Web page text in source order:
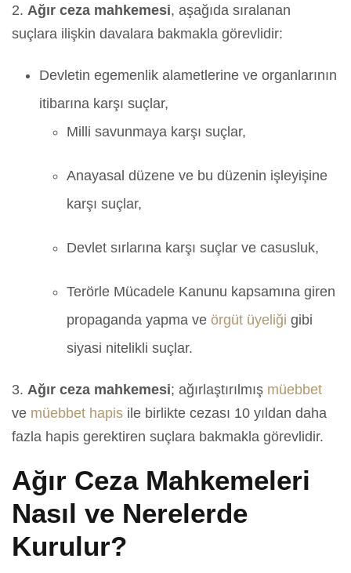
2. Ağır ceza mahkemesi, aşağıda sıralanan
suçlara ilişkin davalara bakmakla görevlidir:
Devletin egemenlik alametlerine ve organlarının
itibarına karşı suçlar,
Milli savunmaya karşı suçlar,
Anayasal düzene ve bu düzenin işleyişine
karşı suçlar,
Devlet sırlarına karşı suçlar ve casusluk,
Terörle Mücadele Kanunu kapsamına giren
propaganda yapma ve örgüt üyeliği gibi
siyasi nitelikli suçlar.
3. Ağır ceza mahkemesi; ağırlaştırılmış müebbet
ve müebbet hapis ile birlikte cezası 10 yıldan daha
fazla hapis gerektiren suçlara bakmakla görevlidir.
Ağır Ceza Mahkemeleri
Nasıl ve Nerelerde
Kurulur?